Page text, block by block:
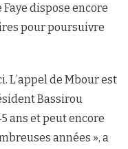
dispose encore
pour poursuivre
L’appel de Mbour est
Bassirou
ans et peut encore
années », a